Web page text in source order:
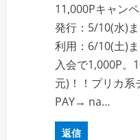
11,000Pキャン
発行：5/10(水)
利用：6/10(土)
入会で1,000P。
元)！！プリカ
PAY→ na…
返信